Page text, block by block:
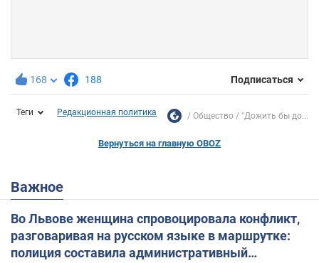
168 188 Подписаться
Теги Редакционная политика Общество "Дожить бы до...
Вернуться на главную OBOZ
Важное
Во Львове женщина спровоцировала конфликт,
разговаривая на русском языке в маршрутке:
полиция составила административный